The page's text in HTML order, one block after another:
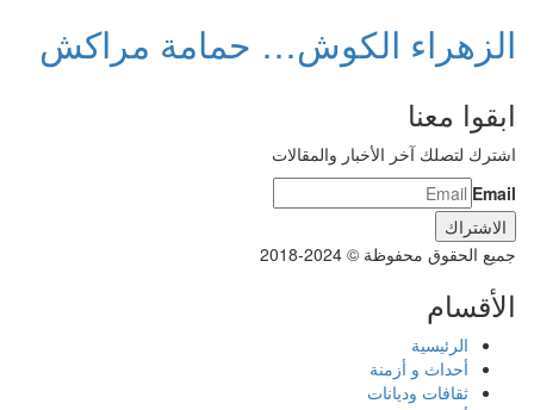
الزهراء الكوش… حمامة مراكش
ابقوا معنا
اشترك لتصلك آخر الأخبار والمقالات
Email
جميع الحقوق محفوظة © 2024-2018
الأقسام
الرئيسية
أحداث و أزمنة
ثقافات وديانات